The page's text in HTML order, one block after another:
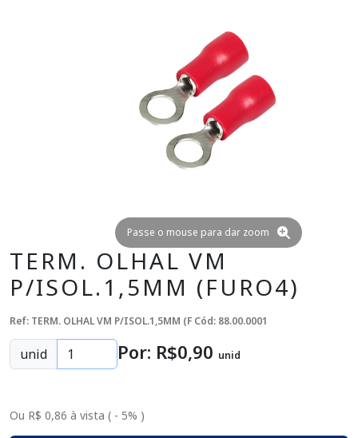
Passe o mouse para dar zoom
TERM. OLHAL VM
P/ISOL.1,5MM (FURO4)
Ref: TERM. OLHAL VM P/ISOL.1,5MM (F Cód: 88.00.0001
unid Por: R$0,90 unid
Ou R$ 0,86 à vista ( - 5% )